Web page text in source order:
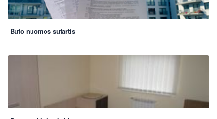
Buto nuomos sutartis